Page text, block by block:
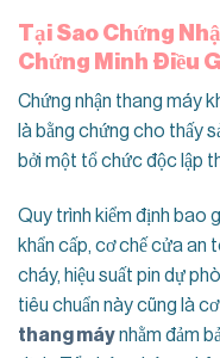
Tại Sao Chứng
Chứng Minh Điều
Chứng nhận thang máy
là bằng chứng cho thấy
bởi một tổ chức độc lập
Quy trình kiểm định bao
khẩn cấp, cơ chế cửa an
cháy, hiệu suất pin dự
tiêu chuẩn này cũng là
thang máynhằm đảm